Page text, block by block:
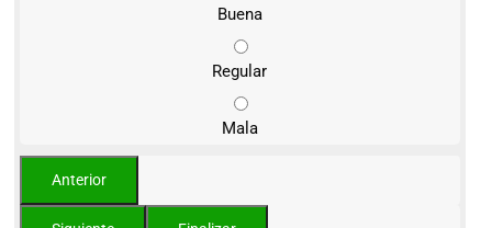
Buena
Regular
Mala